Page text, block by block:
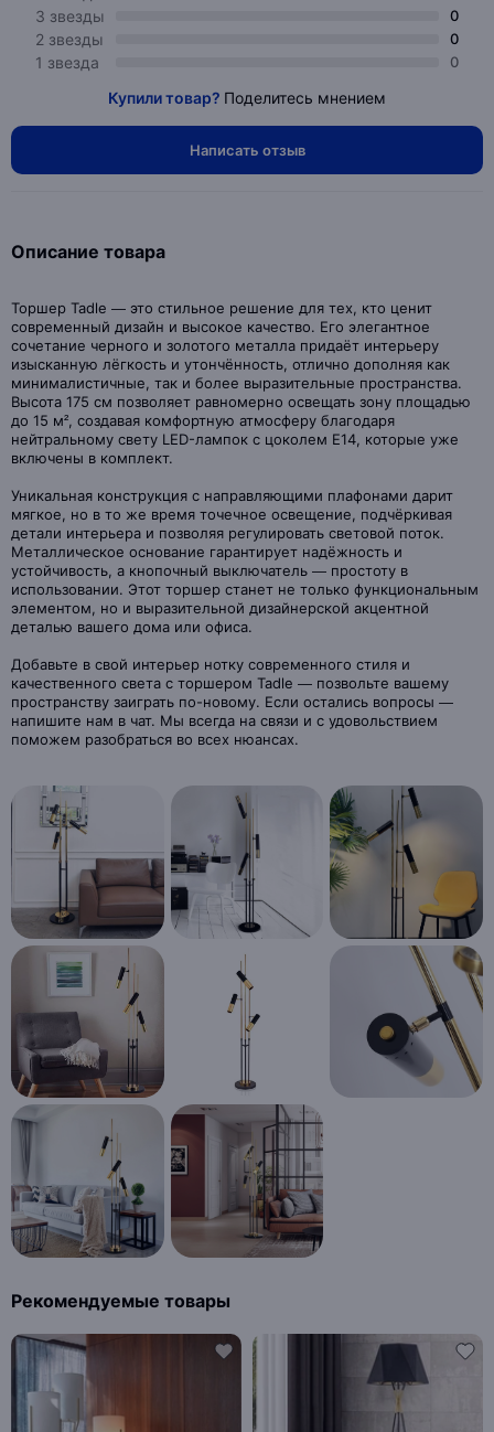
3 звезды 0
2 звезды 0
1 звезда 0
Купили товар? Поделитесь мнением
Написать отзыв
Описание товара
Торшер Tadle — это стильное решение для тех, кто ценит
современный дизайн и высокое качество. Его элегантное
сочетание черного и золотого металла придаёт интерьеру
изысканную лёгкость и утончённость, отлично дополняя как
минималистичные, так и более выразительные пространства.
Высота 175 см позволяет равномерно освещать зону площадью
до 15 м², создавая комфортную атмосферу благодаря
нейтральному свету LED-лампок с цоколем E14, которые уже
включены в комплект.
Уникальная конструкция с направляющими плафонами дарит
мягкое, но в то же время точечное освещение, подчёркивая
детали интерьера и позволяя регулировать световой поток.
Металлическое основание гарантирует надёжность и
устойчивость, а кнопочный выключатель — простоту в
использовании. Этот торшер станет не только функциональным
элементом, но и выразительной дизайнерской акцентной
деталью вашего дома или офиса.
Добавьте в свой интерьер нотку современного стиля и
качественного света с торшером Tadle — позвольте вашему
пространству заиграть по-новому. Если остались вопросы —
напишите нам в чат. Мы всегда на связи и с удовольствием
поможем разобраться во всех нюансах.
Рекомендуемые товары